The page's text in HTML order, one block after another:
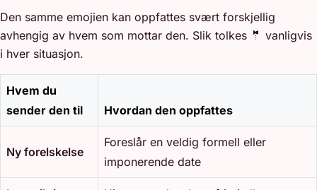
Den samme emojien kan oppfattes svært forskjellig
avhengig av hvem som mottar den. Slik tolkes 🤵 vanligvis
i hver situasjon.
Hvem du
sender den til
Hvordan den oppfattes
Ny forelskelse
Foreslår en veldig formell eller
imponerende date